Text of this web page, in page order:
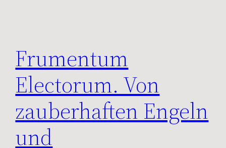
Frumentum
Electorum. Von
zauberhaften Engeln
und